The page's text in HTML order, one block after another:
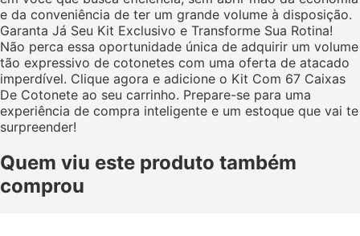
e da conveniência de ter um grande volume à disposição.
Garanta Já Seu Kit Exclusivo e Transforme Sua Rotina!
Não perca essa oportunidade única de adquirir um volume
tão expressivo de cotonetes com uma oferta de atacado
imperdível. Clique agora e adicione o Kit Com 67 Caixas
De Cotonete ao seu carrinho. Prepare-se para uma
experiência de compra inteligente e um estoque que vai te
surpreender!
Quem viu este produto também
comprou